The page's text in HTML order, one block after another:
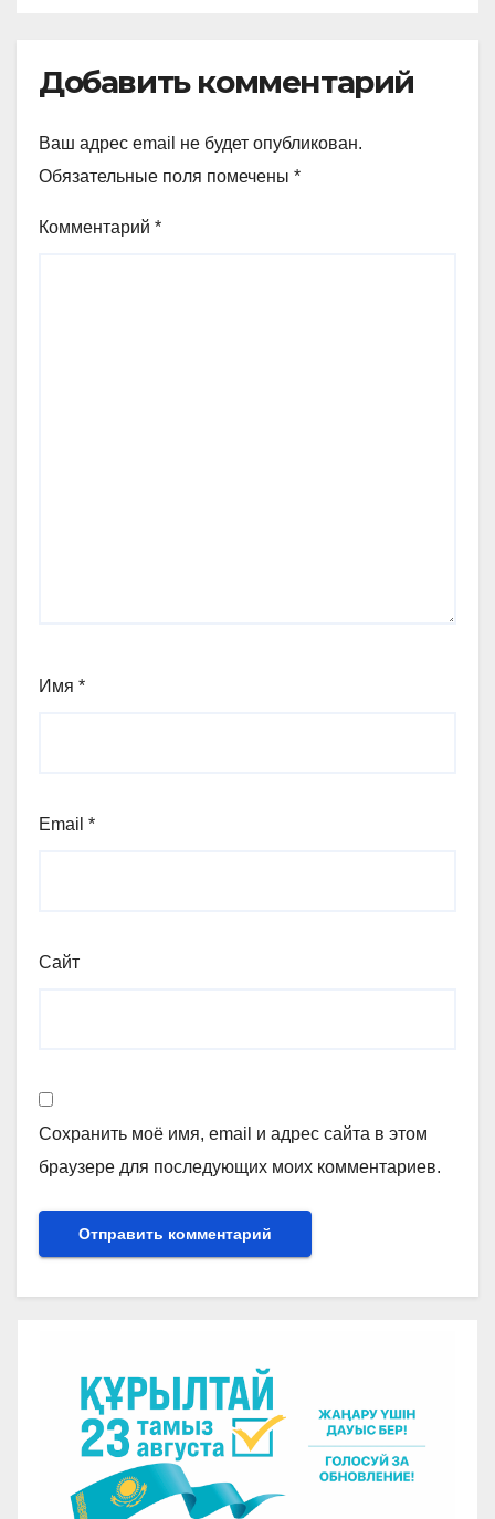
Добавить комментарий
Ваш адрес email не будет опубликован.
Обязательные поля помечены *
Комментарий *
Имя *
Email *
Сайт
Сохранить моё имя, email и адрес сайта в этом
браузере для последующих моих комментариев.